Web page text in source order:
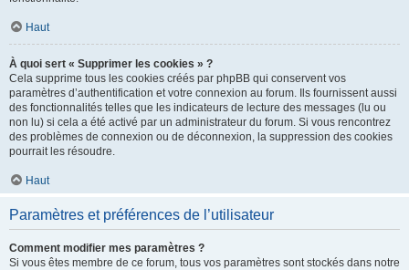
Haut
À quoi sert « Supprimer les cookies » ?
Cela supprime tous les cookies créés par phpBB qui conservent vos
paramètres d’authentification et votre connexion au forum. Ils fournissent aussi
des fonctionnalités telles que les indicateurs de lecture des messages (lu ou
non lu) si cela a été activé par un administrateur du forum. Si vous rencontrez
des problèmes de connexion ou de déconnexion, la suppression des cookies
pourrait les résoudre.
Haut
Paramètres et préférences de l’utilisateur
Comment modifier mes paramètres ?
Si vous êtes membre de ce forum, tous vos paramètres sont stockés dans notre